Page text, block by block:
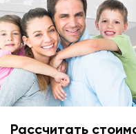
Рассчитать